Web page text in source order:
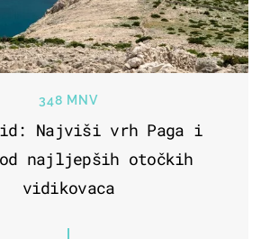
348 MNV
Najviši vrh Paga i
najljepših otočkih
vidikovaca